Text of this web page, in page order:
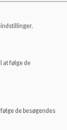
dette
at følge de
de besøgendes